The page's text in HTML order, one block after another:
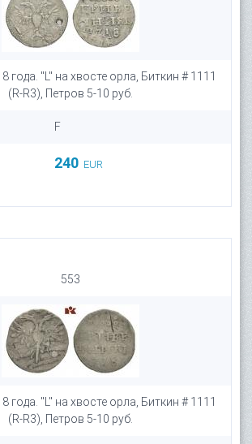
года. "L" на хвосте орла, Биткин # 1111
(R-R3), Петров 5-10 руб.
F
240 EUR
553
года. "L" на хвосте орла, Биткин # 1111
(R-R3), Петров 5-10 руб.